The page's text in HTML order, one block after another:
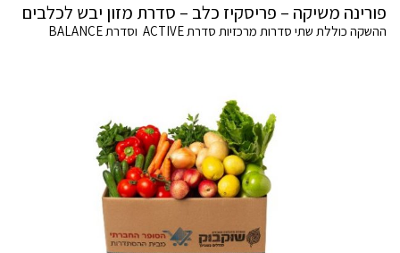
פורינה משיקה – פריסקיז כלב – סדרת מזון יבש לכלבים
ההשקה כוללת שתי סדרות מרכזיות סדרת ACTIVE וסדרת BALANCE